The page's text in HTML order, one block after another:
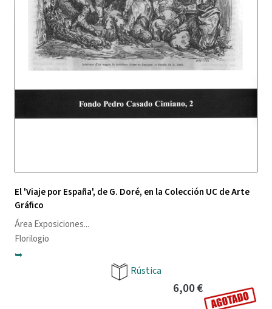
El 'Viaje por España', de G. Doré, en la Colección UC de Arte
Gráfico
Área Exposiciones...
Florilogio
➥
Rústica
6,00 €